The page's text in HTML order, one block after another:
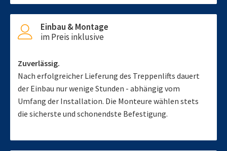
Einbau & Montage
im Preis inklusive
Zuverlässig.
Nach erfolgreicher Lieferung des Treppenlifts dauert
der Einbau nur wenige Stunden - abhängig vom
Umfang der Installation. Die Monteure wählen stets
die sicherste und schonendste Befestigung.